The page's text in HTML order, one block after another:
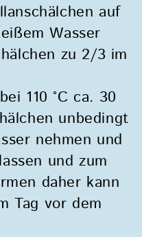
auf
Wasser
zu 2/3 im
110 °C ca. 30
unbedingt
nehmen und
und zum
daher kann
Tag vor dem